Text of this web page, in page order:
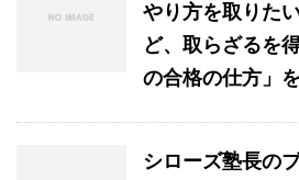
やり方を取りた
ど、取らざるを
の合格の仕方」
シローズ塾長の